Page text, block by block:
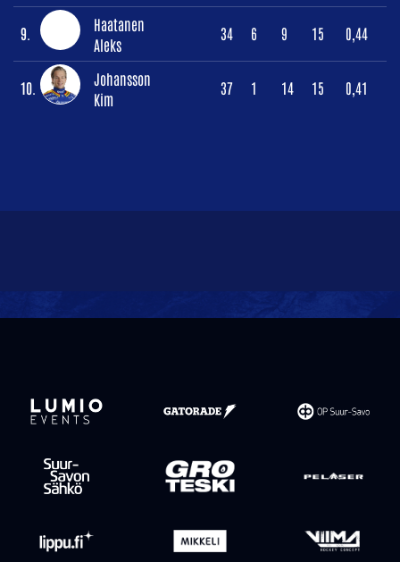
9.
Haatanen
Aleks
34 6 9 15 0,44
10.
Johansson
Kim
37 1 14 15 0,41